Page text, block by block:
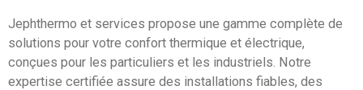
Jephthermo et services propose une gamme complète de
solutions pour votre confort thermique et électrique,
conçues pour les particuliers et les industriels. Notre
expertise certifiée assure des installations fiables, des